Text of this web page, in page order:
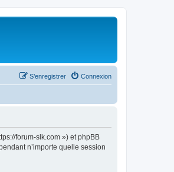
Connexion
S’enregistrer
forum-slk.com ») et phpBB
n’importe quelle session